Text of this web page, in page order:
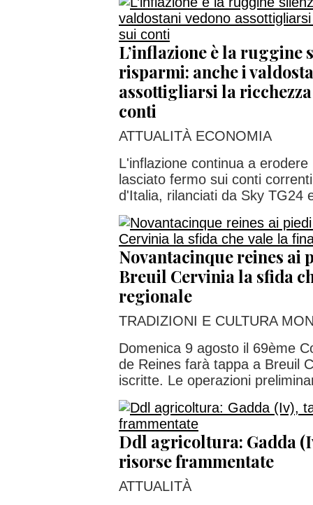
L’inflazione è la ruggine
risparmi: anche i
assottigliarsi la
conti
ATTUALITÀ ECONOMIA
L'inflazione continua a
lasciato fermo sui conti
d'Italia, rilanciati da Sky TG24
Novantacinque reines ai
Breuil Cervinia la sfida
regionale
TRADIZIONI E CULTURA
Domenica 9 agosto il 69ème
de Reines farà tappa a Breuil
iscritte. Le operazioni
Ddl agricoltura: Gadda
risorse frammentate
ATTUALITÀ